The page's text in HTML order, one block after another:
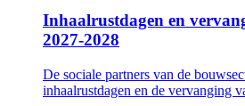
Inhaalrustdagen en
2027-2028
De sociale partners van de
inhaalrustdagen en de vervanging